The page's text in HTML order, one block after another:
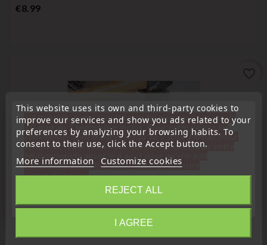
€8.99Price
5 ) on8 rating(s)
This website uses its own and third-party cookies to
improve our services and show you ads related to your
preferences by analyzing your browsing habits. To
consent to their use, click the Accept button.
More information Customize cookies
REJECT ALL
I AGREE
« Attention, notre société sera fermée pour congés du
10 aout au 1 septembre inclus. Pour cette raison les
commandes sont traitées jusqu'au 7 aout 14H00. Pour
le service réparation nous devons réceptionner votre
télécommande avant le 6 aout pour qu'elle soit
réexpédiée avant le 7 aout. Merci pour votre
compréhension»
Close
Information